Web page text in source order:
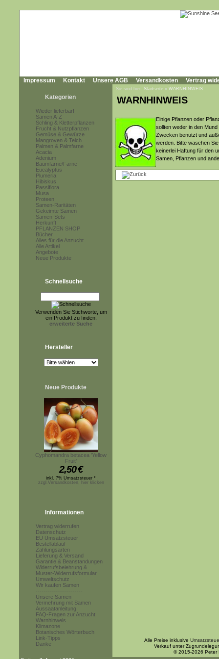
Impressum Kontakt Unsere AGB Versandkosten Vertrag
Kategorien
Wieder lieferbar!
Samen A-Z
Schling & Kletterpflanzen
Frucht & Nutzpflanzen
Gemüse & Gewürze
Mangroven & Teich
Palmen & Palmfarne
Acacia
Adenium
Baumfarne/Farne
Eucalyptus
Plumeria
Hibiskus
Passiflora
Musa
Proteen
Samen-Raritäten
Gekeimte Samen
Samen-Sets
Herkunft
PFLANZEN SHOP
Bücher
Alles für die Anzucht
Alle Artikel
Angebote
Neue Produkte
Schnellsuche
Verwenden Sie Stichworte, um
ein Produkt zu finden.
erweiterte Suche
Hersteller
Neue Produkte
Cyphomandra betacea 'Yellow
Fruit'
2,50€
inkl. 7% Umsatzsteuer *
zzgl.Versandkosten, hier klicken
Informationen
Vertrag widerrufen
Datenschutz
EU Umsatzsteuer
Bestellablauf
Zahlungsarten
Lieferung & Versand
Garantie & Beanstandungen
Widerrufsbelehrung &
Muster-Widerrufsformular
Umweltschutz
Wir kaufen Samen
------------------------
Unsere Samen
Vermehrung mit Samen
Aussaatanleitung
FAQ-Fragen zur Anzucht
Warnhinweis
Klimazone
Botanisches Wörterbuch
Link-Tipps
Danke
Sie sind hier: Startseite » WARNHINWEIS
WARNHINWEIS
Einige Pflanzen oder
sollten weder in den
Zwecken benutzt und
werden. Bitte waschen
keinerlei Haftung für den
Samen, Pflanzen und
Alle Preise inklusive
Verkauf unter
© 2015-2026 Peter